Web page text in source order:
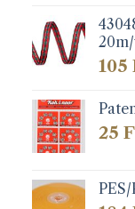
105
25